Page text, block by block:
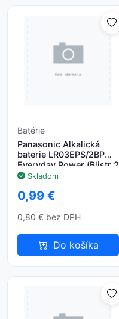
Batérie
Panasonic Alkalická
baterie LR03EPS/2BP
Everyday Power (Blistr 2
ks)Skladom
0,99 €
0,80 € bez DPH
Do košíka